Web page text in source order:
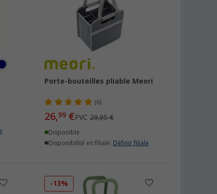
Porte-bouteilles pliable Meori
(6)
26,99 €PVC29,95 €
Disponible
Disponibilité en filiale: Définir filiale
-13%